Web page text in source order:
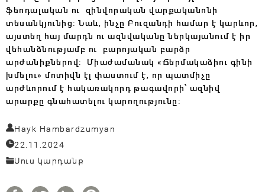
ֆեոդալական ու զինվորական վարքականոնի
տեսանկյունից: Նաև, ինչը Բուզանդի համար է կարևոր,
այստեղ հայ մարդն ու ազնվականը ներկայանում է իր
վեհանձնությամբ ու բարոյական բարձր
արժանիքներով: Միաժամանակ «Ճերմակաձիու գինի
խմելու» մոտիվն էլ փաստում է, որ պատմիչը
արժևորում է հակառակորդ թագավորի՝ ազնիվ
արարքը գնահատելու կարողությունը:
Hayk Hambardzumyan
22.11.2024
Սուս կարդանք